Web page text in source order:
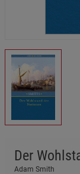
Der
Adam Smith